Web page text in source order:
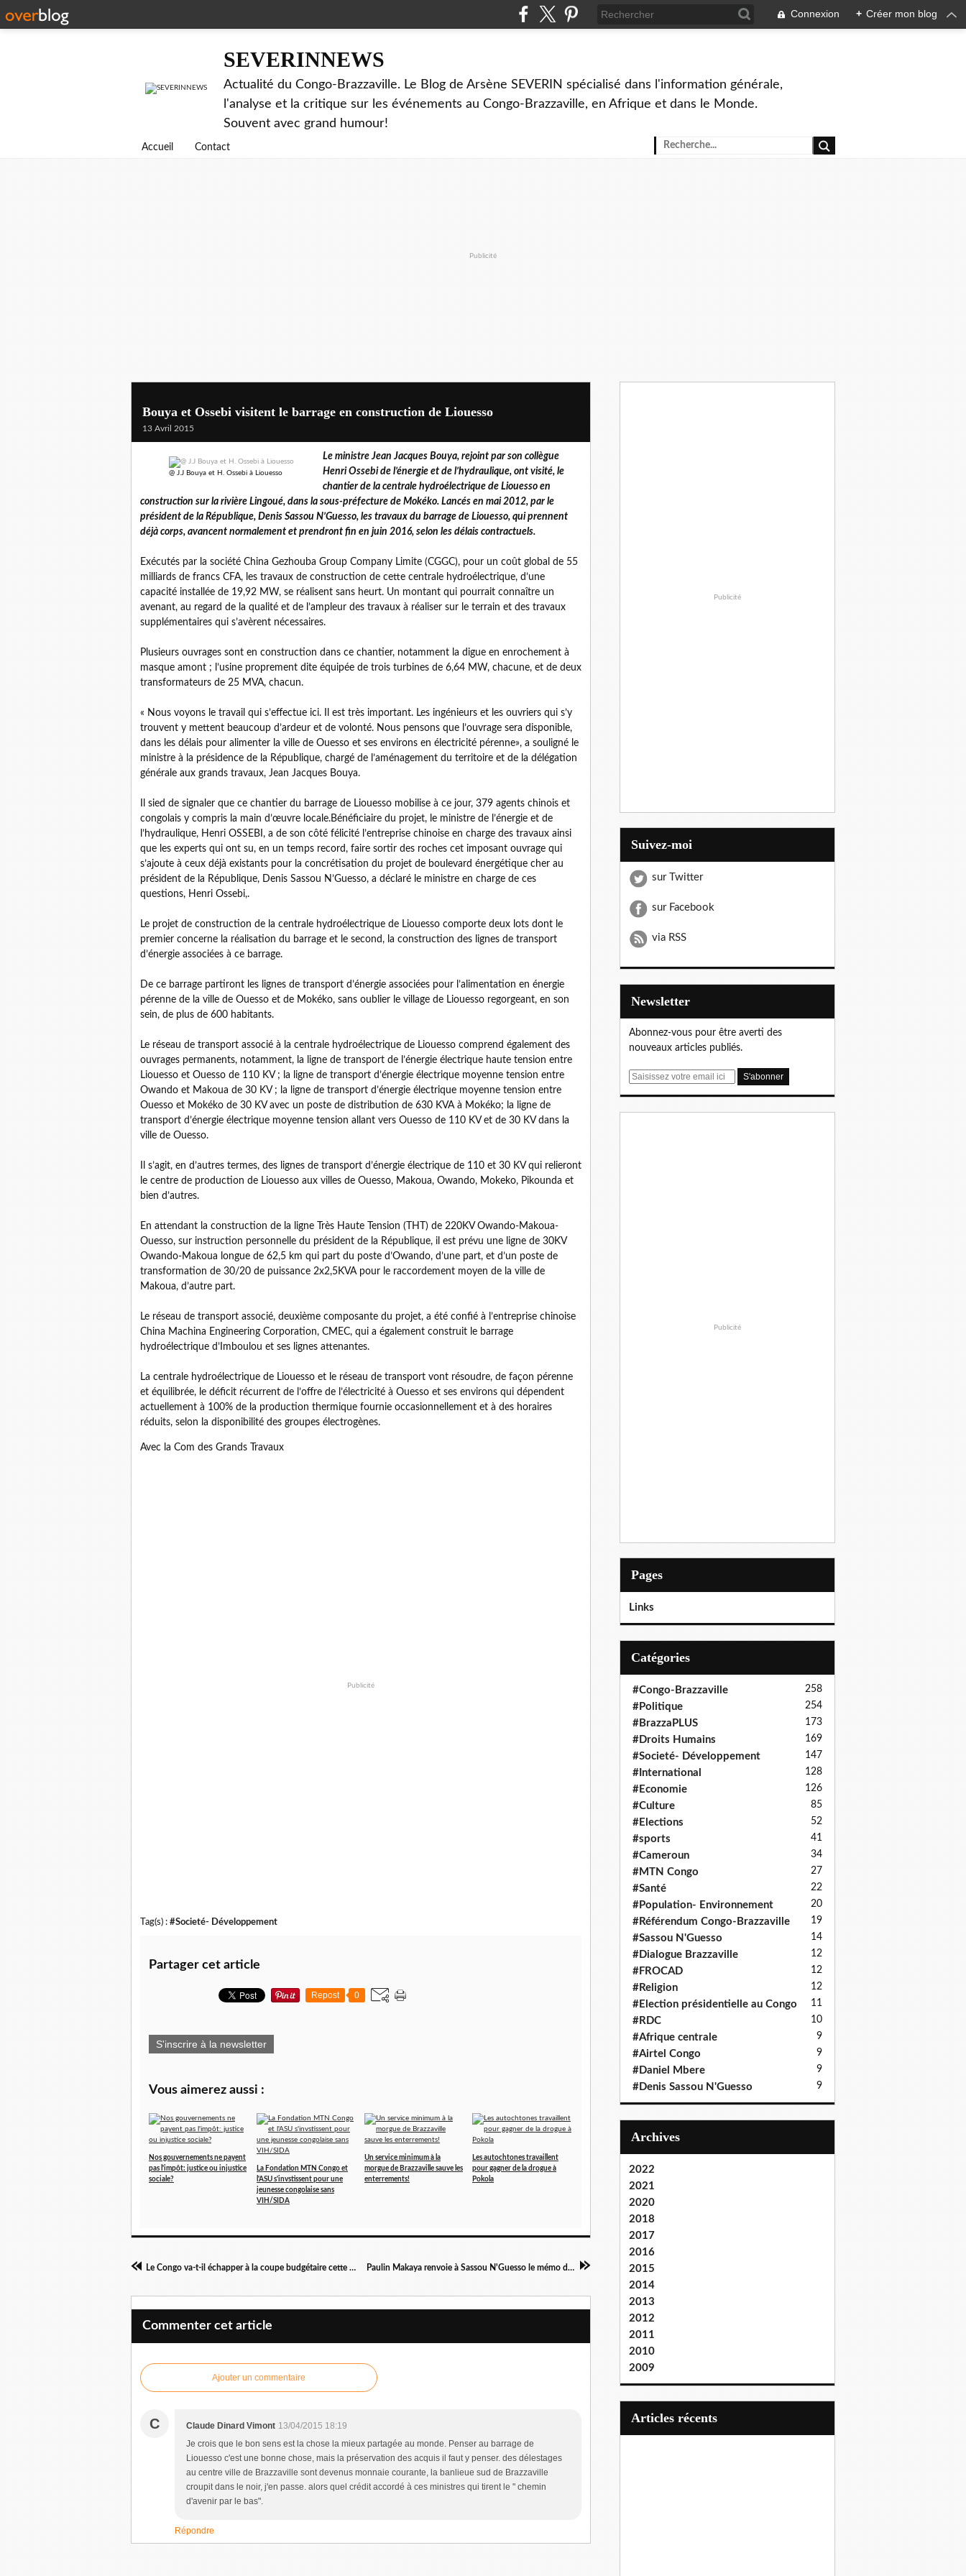
Connexion + Créer mon blog
SEVERINNEWS
Actualité du Congo-Brazzaville. Le Blog de Arsène SEVERIN spécialisé dans l'information générale,
l'analyse et la critique sur les événements au Congo-Brazzaville, en Afrique et dans le Monde.
Souvent avec grand humour!
Accueil Contact
Publicité
Bouya et Ossebi visitent le barrage en construction de Liouesso
13 Avril 2015
@ J.J Bouya et H. Ossebi à Liouesso
Le ministre Jean Jacques Bouya, rejoint par son collègue
Henri Ossebi de l’énergie et de l’hydraulique, ont visité, le
chantier de la centrale hydroélectrique de Liouesso en
construction sur la rivière Lingoué, dans la sous-préfecture de Mokéko. Lancés en mai 2012, par le
président de la République, Denis Sassou N’Guesso, les travaux du barrage de Liouesso, qui prennent
déjà corps, avancent normalement et prendront fin en juin 2016, selon les délais contractuels.
Exécutés par la société China Gezhouba Group Company Limite (CGGC), pour un coût global de 55
milliards de francs CFA, les travaux de construction de cette centrale hydroélectrique, d’une
capacité installée de 19,92 MW, se réalisent sans heurt. Un montant qui pourrait connaître un
avenant, au regard de la qualité et de l’ampleur des travaux à réaliser sur le terrain et des travaux
supplémentaires qui s’avèrent nécessaires.
Plusieurs ouvrages sont en construction dans ce chantier, notamment la digue en enrochement à
masque amont ; l’usine proprement dite équipée de trois turbines de 6,64 MW, chacune, et de deux
transformateurs de 25 MVA, chacun.
« Nous voyons le travail qui s’effectue ici. Il est très important. Les ingénieurs et les ouvriers qui s’y
trouvent y mettent beaucoup d’ardeur et de volonté. Nous pensons que l’ouvrage sera disponible,
dans les délais pour alimenter la ville de Ouesso et ses environs en électricité pérenne», a souligné le
ministre à la présidence de la République, chargé de l’aménagement du territoire et de la délégation
générale aux grands travaux, Jean Jacques Bouya.
Il sied de signaler que ce chantier du barrage de Liouesso mobilise à ce jour, 379 agents chinois et
congolais y compris la main d’œuvre locale.Bénéficiaire du projet, le ministre de l’énergie et de
l’hydraulique, Henri OSSEBI, a de son côté félicité l’entreprise chinoise en charge des travaux ainsi
que les experts qui ont su, en un temps record, faire sortir des roches cet imposant ouvrage qui
s’ajoute à ceux déjà existants pour la concrétisation du projet de boulevard énergétique cher au
président de la République, Denis Sassou N’Guesso, a déclaré le ministre en charge de ces
questions, Henri Ossebi,.
Le projet de construction de la centrale hydroélectrique de Liouesso comporte deux lots dont le
premier concerne la réalisation du barrage et le second, la construction des lignes de transport
d’énergie associées à ce barrage.
De ce barrage partiront les lignes de transport d’énergie associées pour l’alimentation en énergie
pérenne de la ville de Ouesso et de Mokéko, sans oublier le village de Liouesso regorgeant, en son
sein, de plus de 600 habitants.
Le réseau de transport associé à la centrale hydroélectrique de Liouesso comprend également des
ouvrages permanents, notamment, la ligne de transport de l’énergie électrique haute tension entre
Liouesso et Ouesso de 110 KV ; la ligne de transport d’énergie électrique moyenne tension entre
Owando et Makoua de 30 KV ; la ligne de transport d’énergie électrique moyenne tension entre
Ouesso et Mokéko de 30 KV avec un poste de distribution de 630 KVA à Mokéko; la ligne de
transport d’énergie électrique moyenne tension allant vers Ouesso de 110 KV et de 30 KV dans la
ville de Ouesso.
Il s’agit, en d’autres termes, des lignes de transport d’énergie électrique de 110 et 30 KV qui relieront
le centre de production de Liouesso aux villes de Ouesso, Makoua, Owando, Mokeko, Pikounda et
bien d’autres.
En attendant la construction de la ligne Très Haute Tension (THT) de 220KV Owando-Makoua-
Ouesso, sur instruction personnelle du président de la République, il est prévu une ligne de 30KV
Owando-Makoua longue de 62,5 km qui part du poste d’Owando, d’une part, et d’un poste de
transformation de 30/20 de puissance 2x2,5KVA pour le raccordement moyen de la ville de
Makoua, d’autre part.
Le réseau de transport associé, deuxième composante du projet, a été confié à l’entreprise chinoise
China Machina Engineering Corporation, CMEC, qui a également construit le barrage
hydroélectrique d’Imboulou et ses lignes attenantes.
La centrale hydroélectrique de Liouesso et le réseau de transport vont résoudre, de façon pérenne
et équilibrée, le déficit récurrent de l’offre de l’électricité à Ouesso et ses environs qui dépendent
actuellement à 100% de la production thermique fournie occasionnellement et à des horaires
réduits, selon la disponibilité des groupes électrogènes.
Avec la Com des Grands Travaux
Publicité
Tag(s) : #Societé- Développement
Partager cet article
Repost 0
S'inscrire à la newsletter
Vous aimerez aussi :
Nos gouvernements ne payent
pas l'impôt: justice ou injustice
sociale?
La Fondation MTN Congo et
l'ASU s'invstissent pour une
jeunesse congolaise sans
VIH/SIDA
Un service minimum à la
morgue de Brazzaville sauve les
enterrements!
Les autochtones travaillent
pour gagner de la drogue à
Pokola
Le Congo va-t-il échapper à la coupe budgétaire cette année? Paulin Makaya renvoie à Sassou N'Guesso le mémo de 1997
Commenter cet article
Ajouter un commentaire
C Claude Dinard Vimont 13/04/2015 18:19
Je crois que le bon sens est la chose la mieux partagée au monde. Penser au barrage de
Liouesso c'est une bonne chose, mais la préservation des acquis il faut y penser. des délestages
au centre ville de Brazzaville sont devenus monnaie courante, la banlieue sud de Brazzaville
croupit dans le noir, j'en passe. alors quel crédit accordé à ces ministres qui tirent le " chemin
d'avenir par le bas".
Répondre
Publicité
Suivez-moi
sur Twitter
sur Facebook
via RSS
Newsletter
Abonnez-vous pour être averti des
nouveaux articles publiés.
E
Publicité
Pages
Links
Catégories
#Congo-Brazzaville 258
#Politique 254
#BrazzaPLUS 173
#Droits Humains 169
#Societé- Développement 147
#International 128
#Economie 126
#Culture 85
#Elections 52
#sports 41
#Cameroun 34
#MTN Congo 27
#Santé 22
#Population- Environnement 20
#Référendum Congo-Brazzaville 19
#Sassou N'Guesso 14
#Dialogue Brazzaville 12
#FROCAD 12
#Religion 12
#Election présidentielle au Congo 11
#RDC 10
#Afrique centrale 9
#Airtel Congo 9
#Daniel Mbere 9
#Denis Sassou N'Guesso 9
Archives
2022
2021
2020
2018
2017
2016
2015
2014
2013
2012
2011
2010
2009
articles récents